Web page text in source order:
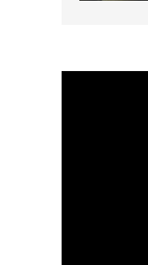
列席立法会全体会议，就政